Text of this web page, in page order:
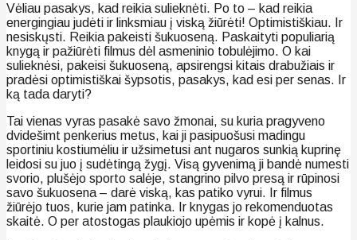
Vėliau pasakys, kad reikia sulieknėti. Po to – kad reikia
energingiau judėti ir linksmiau į viską žiūrėti! Optimistiškiau. Ir
nesiskųsti. Reikia pakeisti šukuoseną. Paskaityti populiarią
knygą ir pažiūrėti filmus dėl asmeninio tobulėjimo. O kai
sulieknėsi, pakeisi šukuoseną, apsirengsi kitais drabužiais ir
pradėsi optimistiškai šypsotis, pasakys, kad esi per senas. Ir
ką tada daryti?
Tai vienas vyras pasakė savo žmonai, su kuria pragyveno
dvidešimt penkerius metus, kai ji pasipuošusi madingu
sportiniu kostiumėliu ir užsimetusi ant nugaros sunkią kuprinę
leidosi su juo į sudėtingą žygį. Visą gyvenimą ji bandė numesti
svorio, plušėjo sporto salėje, stangrino pilvo presą ir rūpinosi
savo šukuosena – darė viską, kas patiko vyrui. Ir filmus
žiūrėjo tuos, kurie jam patinka. Ir knygas jo rekomenduotas
skaitė. O per atostogas plaukiojo upėmis ir kopė į kalnus.